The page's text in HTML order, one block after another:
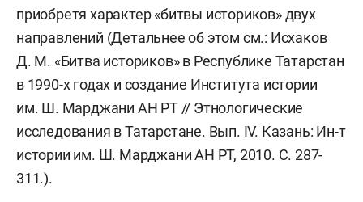
приобретя характер «битвы историков» двух
направлений (Детальнее об этом см.: Исхаков
Д. М. «Битва историков» в Республике Татарстан
в 1990-х годах и создание Института истории
им. Ш. Марджани АН РТ // Этнологические
исследования в Татарстане. Вып. IV. Казань: Ин-т
истории им. Ш. Марджани АН РТ, 2010. С. 287-
311.).